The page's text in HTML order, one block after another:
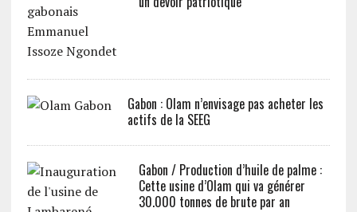
Gabon : Olam n’envisage pas acheter les
actifs de la SEEG
Gabon / Production d’huile de palme :
Cette usine d’Olam qui va générer
30.000 tonnes de brute par an